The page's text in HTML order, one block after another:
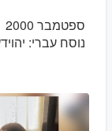
ספטמבר 2000
נוסח עברי: